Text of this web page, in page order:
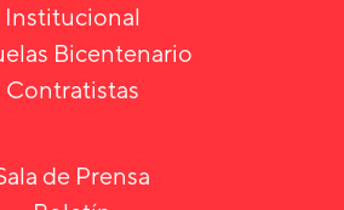
Institucional
Bicentenario
Contratistas
de Prensa